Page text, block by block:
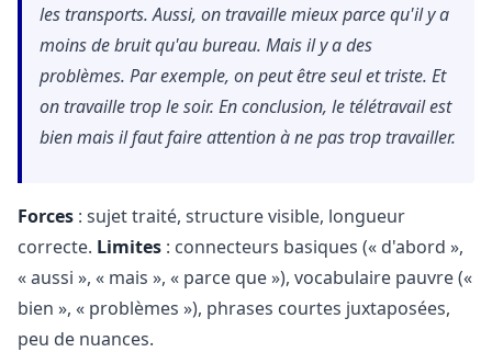
les transports. Aussi, on travaille mieux parce qu'il y a
moins de bruit qu'au bureau. Mais il y a des
problèmes. Par exemple, on peut être seul et triste. Et
on travaille trop le soir. En conclusion, le télétravail est
bien mais il faut faire attention à ne pas trop travailler.
Forces : sujet traité, structure visible, longueur
correcte. Limites : connecteurs basiques (« d'abord »,
« aussi », « mais », « parce que »), vocabulaire pauvre («
bien », « problèmes »), phrases courtes juxtaposées,
peu de nuances.